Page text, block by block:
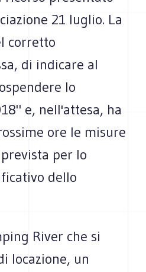
21 luglio. La
corretto
di indicare al
lo
e, nell'attesa, ha
ore le misure
per lo
dello
River che si
locazione, un